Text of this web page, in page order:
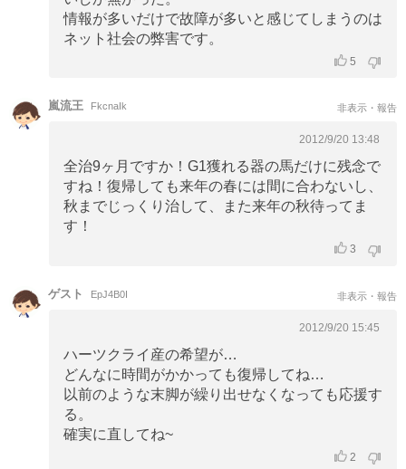
情報が多いだけで故障が多いと感じてしまうのは
ネット社会の弊害です。
5
嵐流王 FkcnaIk 非表示・報告
2012/9/20 13:48
全治9ヶ月ですか！G1獲れる器の馬だけに残念で
すね！復帰しても来年の春には間に合わないし、
秋までじっくり治して、また来年の秋待ってま
す！
3
ゲスト EpJ4B0I 非表示・報告
2012/9/20 15:45
ハーツクライ産の希望が…
どんなに時間がかかっても復帰してね…
以前のような末脚が繰り出せなくなっても応援す
る。
確実に直してね~
2